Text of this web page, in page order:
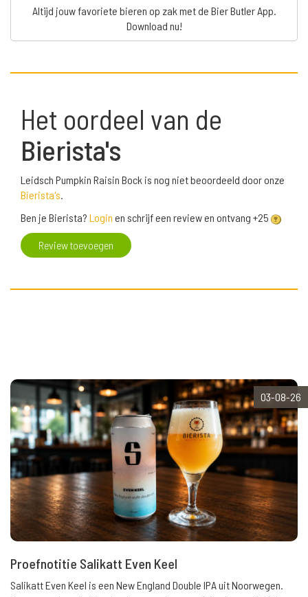
Altijd jouw favoriete bieren op zak met de Bier Butler App.
Download nu!
Het oordeel van de
Bierista's
Leidsch Pumpkin Raisin Bock is nog niet beoordeeld door onze
Bierista's.
Ben je Bierista? Login en schrijf een review en ontvang +25
Review toevoegen
03-08-26
Proefnotitie Salikatt Even Keel
Salikatt Even Keel is een New England Double IPA uit Noorwegen.